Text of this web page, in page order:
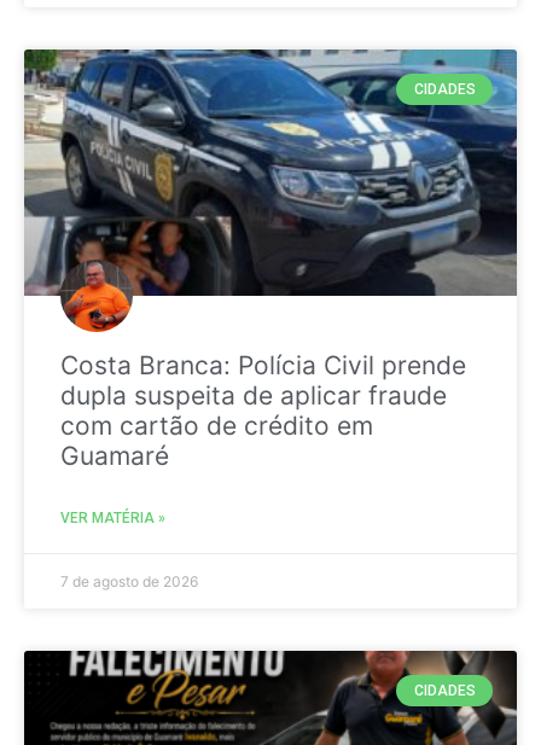
CIDADES
Costa Branca: Polícia Civil prende
dupla suspeita de aplicar fraude
com cartão de crédito em
Guamaré
VER MATÉRIA »
7 de agosto de 2026
CIDADES